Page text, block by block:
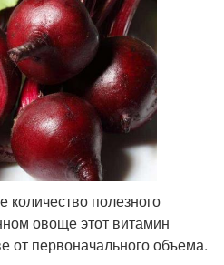
полезного
овоще этот витамин
от первоначального объема.